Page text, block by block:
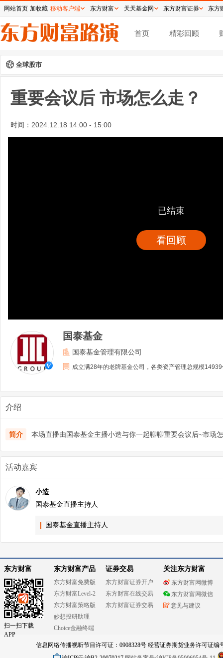
首页 精彩回顾
全球股市
重要会议后 市场怎么走？
时间： 2024.12.18 14:00 - 15:00
已结束
看回顾
国泰基金
国泰基金管理有限公司
成立满28年的老牌基金公司，各类资产管理总规模
介绍
简介 本场直播由国泰基金主播小造与你一起聊聊重要会议后~市场
活动嘉宾
小造
国泰基金直播主持人
国泰基金直播主持人
东方财富
扫一扫下载
APP
东方财富产品
东方财富免费版
东方财富Level-2
东方财富策略版
妙想投研助理
Choice金融终端
证券交易
东方财富证券开户
东方财富在线交易
东方财富证券交易
关注东方财富
东方财富网微博
东方财富网微信
意见与建议
信息网络传播视听节目许可证：0908328号 经营证券期货业务许可证编
网站首页 加收藏 移动客户端 东方财富 天天基金网 东方财富证券 东方